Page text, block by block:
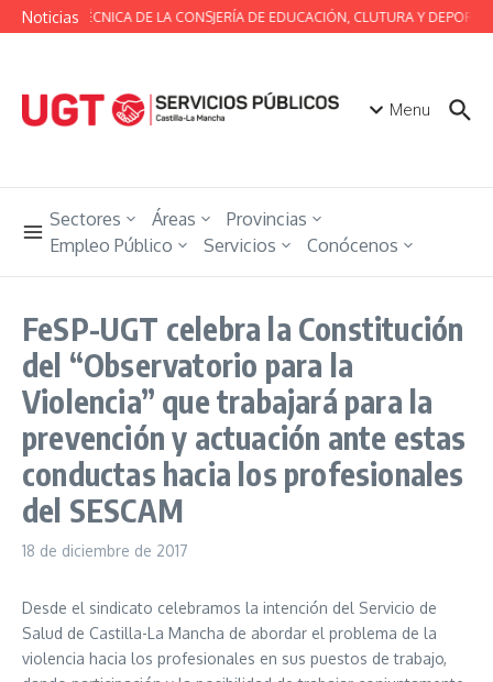
Saltar al contenido
Noticias
MESA TÉCNICA DE LA CONSJERÍA DE EDUCACIÓN, CLUTURA Y
Menu
Sectores Áreas
Provincias
Empleo Público
Servicios Conócenos
FeSP-UGT celebra la Constitución
del “Observatorio para la
Violencia” que trabajará para la
prevención y actuación ante estas
conductas hacia los profesionales
del SESCAM
18 de diciembre de 2017
Desde el sindicato celebramos la intención del Servicio de
Salud de Castilla-La Mancha de abordar el problema de la
violencia hacia los profesionales en sus puestos de trabajo,